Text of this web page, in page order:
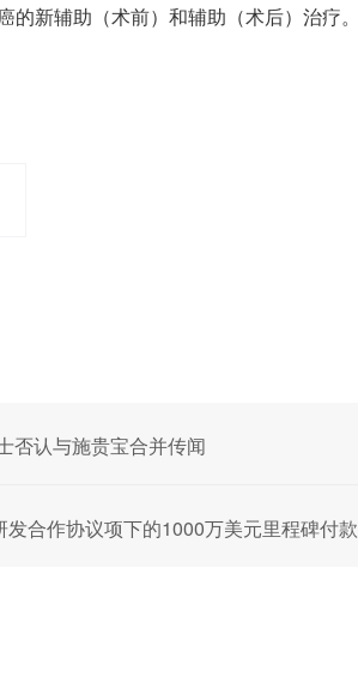
新辅助（术前）和辅助（术后）治疗。
否认与施贵宝合并传闻
合作协议项下的1000万美元里程碑付款